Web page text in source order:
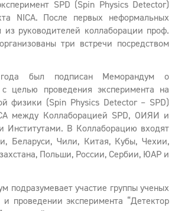
SPD (Spin Physics Detector)
NICA. После первых неформальных
из руководителей коллаборации проф.
три встречи посредством
был подписан Меморандум о
целью проведения эксперимента на
физики (Spin Physics Detector – SPD)
между Коллаборацией SPD, ОИЯИ и
Институтами. В Коллаборацию входят
Беларуси, Чили, Китая, Кубы, Чехии,
Польши, России, Сербии, ЮАР и
подразумевает участие группы ученых
проведении эксперимента “Детектор